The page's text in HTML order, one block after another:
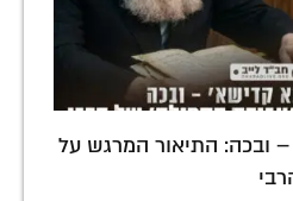
ובכה: התיאור המרגש על